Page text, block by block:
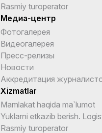
Rasmiy turoperator
Медиа-центр
Фотогалерея
Видеогалерея
Пресс-релизы
Новости
Аккредитация
Xizmatlar
Mamlakat haqida ma`lumot
Yuklarni etkazib berish.
Rasmiy turoperator